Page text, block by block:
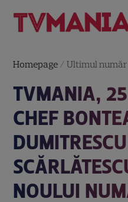
Homepage /Ultimul număr
TVMANIA,
CHEF
NOULUI